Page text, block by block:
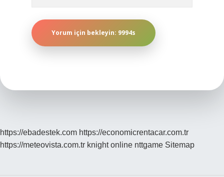
https://ebadestek.com https://economicrentacar.com.tr
https://meteovista.com.tr knight online nttgame Sitemap